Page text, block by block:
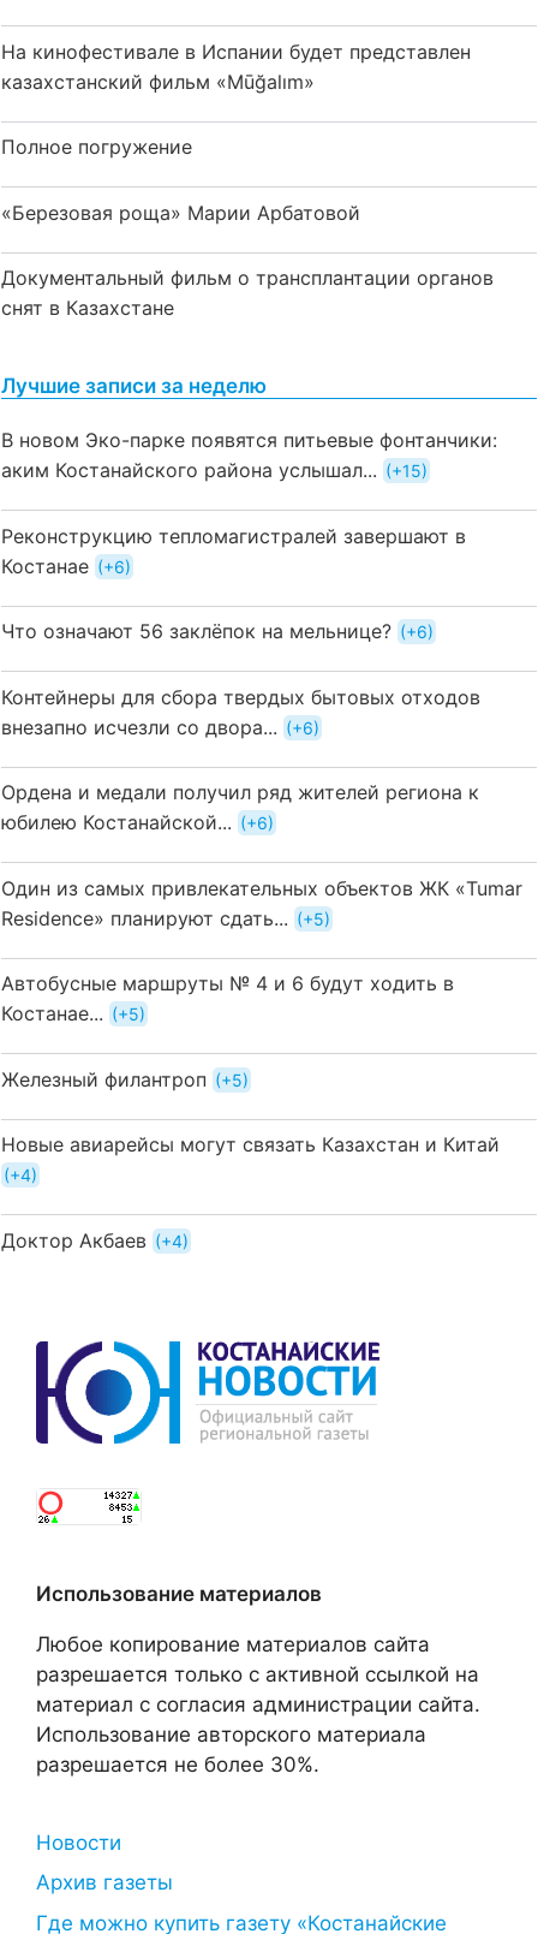
На кинофестивале в Испании будет представлен
казахстанский фильм «Mūğalım»
Полное погружение
«Березовая роща» Марии Арбатовой
Документальный фильм о трансплантации органов
снят в Казахстане
Лучшие записи за неделю
В новом Эко-парке появятся питьевые фонтанчики:
аким Костанайского района услышал...
+15
Реконструкцию тепломагистралей завершают в
Костанае
+6
Что означают 56 заклёпок на мельнице? +6
Контейнеры для сбора твердых бытовых отходов
внезапно исчезли со двора...
+6
Ордена и медали получил ряд жителей региона к
юбилею Костанайской...
+6
Один из самых привлекательных объектов ЖК «Tumar
Residence» планируют сдать...
+5
Автобусные маршруты № 4 и 6 будут ходить в
Костанае...
+5
Железный филантроп +5
Новые авиарейсы могут связать Казахстан и Китай
+4
Доктор Акбаев +4
Использование материалов
Любое копирование материалов сайта
разрешается только с активной ссылкой на
материал с согласия администрации сайта.
Использование авторского материала
разрешается не более 30%.
Новости
Архив газеты
Где можно купить газету «Костанайские